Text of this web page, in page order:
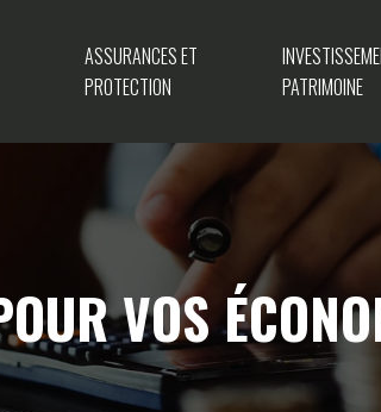
ASSURANCES ET
PROTECTION
PATRIMOINE
VOS